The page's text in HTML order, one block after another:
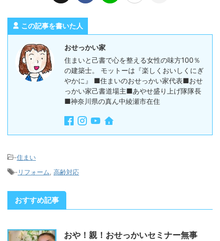
この記事を書いた人
おせっかい家
住まいと己書で心を整える女性の味方100％
の建築士。 モットーは『楽しくおいしくにぎ
やかに』 ■住まいのおせっかい家代表■おせ
っかい家己書道場主■あやせ盛り上げ隊隊長
■神奈川県の真ん中綾瀬市在住
-住まい
- リフォーム 高齢対応
おすすめ記事
おや！親！おせっかいセミナー無事